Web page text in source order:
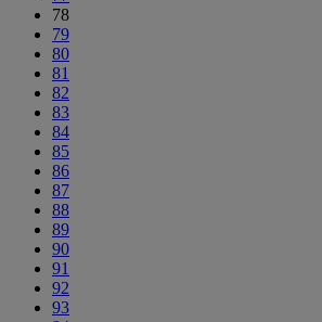
78
79
80
81
82
83
84
85
86
87
88
89
90
91
92
93